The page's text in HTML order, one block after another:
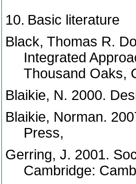
10. Basic literature
Black, Thomas R.
Integrated
Thousand Oaks,
Blaikie, N. 2000.
Blaikie, Norman.
Press,
Gerring, J. 2001.
Cambridge: